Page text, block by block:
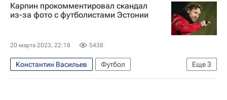
Карпин прокомментировал скандал
из-за фото с футболистами Эстонии
20 марта 2023, 22:18 5438
Еще3
Константин Васильев
Футбол
Валерий Карпин
Андрес Опер